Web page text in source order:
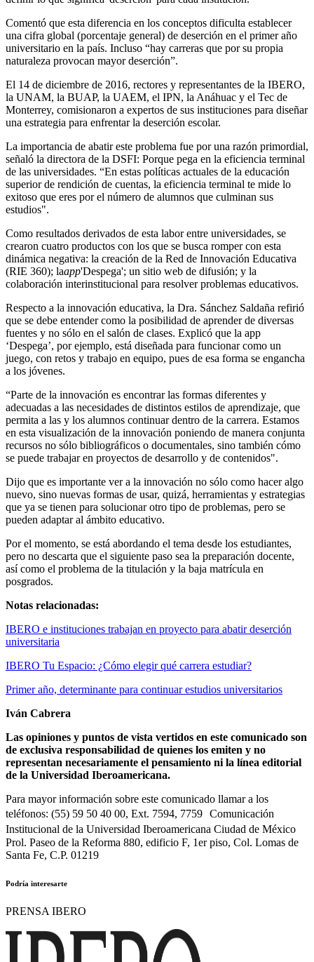
Comentó que esta diferencia en los conceptos dificulta establecer
una cifra global (porcentaje general) de deserción en el primer año
universitario en la país. Incluso “hay carreras que por su propia
naturaleza provocan mayor deserción”.
El 14 de diciembre de 2016, rectores y representantes de la IBERO,
la UNAM, la BUAP, la UAEM, el IPN, la Anáhuac y el Tec de
Monterrey, comisionaron a expertos de sus instituciones para diseñar
una estrategia para enfrentar la deserción escolar.
La importancia de abatir este problema fue por una razón primordial,
señaló la directora de la DSFI: Porque pega en la eficiencia terminal
de las universidades. “En estas políticas actuales de la educación
superior de rendición de cuentas, la eficiencia terminal te mide lo
exitoso que eres por el número de alumnos que culminan sus
estudios".
Como resultados derivados de esta labor entre universidades, se
crearon cuatro productos con los que se busca romper con esta
dinámica negativa: la creación de la Red de Innovación Educativa
(RIE 360); laapp'Despega'; un sitio web de difusión; y la
colaboración interinstitucional para resolver problemas educativos.
Respecto a la innovación educativa, la Dra. Sánchez Saldaña refirió
que se debe entender como la posibilidad de aprender de diversas
fuentes y no sólo en el salón de clases. Explicó que la app
‘Despega’, por ejemplo, está diseñada para funcionar como un
juego, con retos y trabajo en equipo, pues de esa forma se engancha
a los jóvenes.
“Parte de la innovación es encontrar las formas diferentes y
adecuadas a las necesidades de distintos estilos de aprendizaje, que
permita a las y los alumnos continuar dentro de la carrera. Estamos
en esta visualización de la innovación poniendo de manera conjunta
recursos no sólo bibliográficos o documentales, sino también cómo
se puede trabajar en proyectos de desarrollo y de contenidos".
Dijo que es importante ver a la innovación no sólo como hacer algo
nuevo, sino nuevas formas de usar, quizá, herramientas y estrategias
que ya se tienen para solucionar otro tipo de problemas, pero se
pueden adaptar al ámbito educativo.
Por el momento, se está abordando el tema desde los estudiantes,
pero no descarta que el siguiente paso sea la preparación docente,
así como el problema de la titulación y la baja matrícula en
posgrados.
Notas relacionadas:
IBERO e instituciones trabajan en proyecto para abatir deserción
universitaria
IBERO Tu Espacio: ¿Cómo elegir qué carrera estudiar?
Primer año, determinante para continuar estudios universitarios
Iván Cabrera
Las opiniones y puntos de vista vertidos en este comunicado son
de exclusiva responsabilidad de quienes los emiten y no
representan necesariamente el pensamiento ni la línea editorial
de la Universidad Iberoamericana.
Para mayor información sobre este comunicado llamar a los
teléfonos: (55) 59 50 40 00, Ext. 7594, 7759 Comunicación
Institucional de la Universidad Iberoamericana Ciudad de México
Prol. Paseo de la Reforma 880, edificio F, 1er piso, Col. Lomas de
Santa Fe, C.P. 01219
Podría interesarte
PRENSA IBERO